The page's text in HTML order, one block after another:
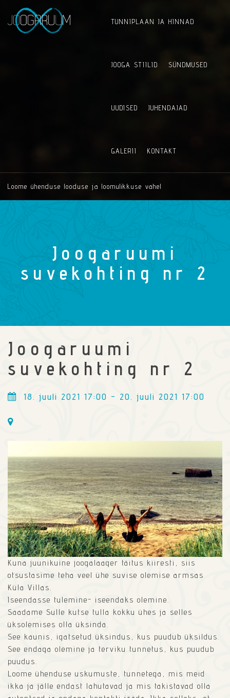
TUNNIPLAAN JA HINNAD
JOOGA STIILID SÜNDMUSED
UUDISED JUHENDAJAD
GALERII KONTAKT
Loome ühenduse looduse ja loomulikkuse vahel
Joogaruumi
suvekohting nr 2
Joogaruumi
suvekohting nr 2
18. juuli 2021 17:00 - 20. juuli 2021 17:00
Kuna juunikuine joogalaager täitus kiiresti, siis
otsustasime teha veel ühe suvise olemise armsas
Küla Villas.
Iseendasse tulemine- iseendaks olemine.
Saadame Sulle kutse tulla kokku ühes ja selles
üksolemises olla üksinda.
See kaunis, igatsetud üksindus, kus puudub üksildus.
See endaga olemine ja terviku tunnetus, kus puudub
puudus.
Loome ühenduse uskumuste, tunnetega, mis meid
ikka ja jälle endast lahutavad ja mis takistavad olla